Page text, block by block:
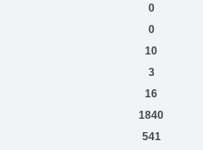
0
0
10
3
16
1840
541